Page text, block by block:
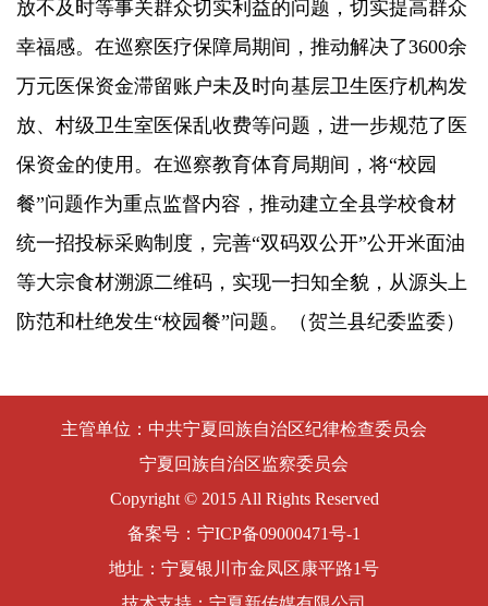
放不及时等事关群众切实利益的问题，切实提高群众
幸福感。在巡察医疗保障局期间，推动解决了3600余
万元医保资金滞留账户未及时向基层卫生医疗机构发
放、村级卫生室医保乱收费等问题，进一步规范了医
保资金的使用。在巡察教育体育局期间，将“校园
餐”问题作为重点监督内容，推动建立全县学校食材
统一招投标采购制度，完善“双码双公开”公开米面油
等大宗食材溯源二维码，实现一扫知全貌，从源头上
防范和杜绝发生“校园餐”问题。（贺兰县纪委监委）
主管单位：中共宁夏回族自治区纪律检查委员会
宁夏回族自治区监察委员会
Copyright © 2015 All Rights Reserved
备案号： 宁ICP备09000471号-1
地址：宁夏银川市金凤区康平路1号